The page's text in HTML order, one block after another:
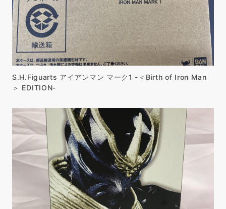
S.H.Figuarts アイアンマン マーク1 -＜Birth of Iron Man
＞ EDITION-